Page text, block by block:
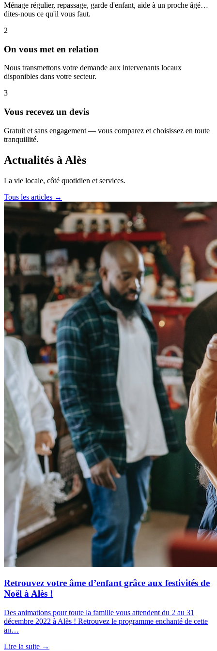
Ménage régulier, repassage, garde d'enfant, aide à un proche âgé…
dites-nous ce qu'il vous faut.
2
On vous met en relation
Nous transmettons votre demande aux intervenants locaux
disponibles dans votre secteur.
3
Vous recevez un devis
Gratuit et sans engagement — vous comparez et choisissez en toute
tranquillité.
Actualités à Alès
La vie locale, côté quotidien et services.
Tous les articles →
Retrouvez votre âme d’enfant grâce aux festivités de
Noël à Alès !
Des animations pour toute la famille vous attendent du 2 au 31
décembre 2022 à Alès ! Retrouvez le programme enchanté de cette
an…
Lire la suite →